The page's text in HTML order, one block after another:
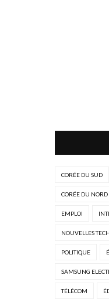
CORÉE DU SUD
CORÉE DU NORD
EMPLOI
NOUVELLES
POLITIQUE
SAMSUNG
TÉLÉCOM